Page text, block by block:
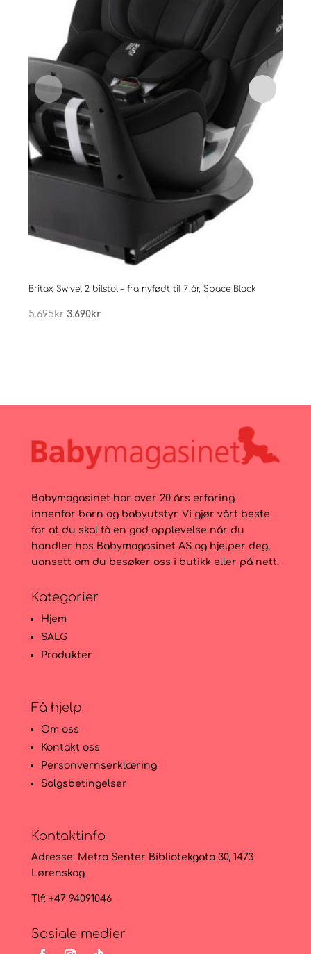
Britax Swivel 2 bilstol – fra nyfødt til 7 år, Space Black
5.695kr Opprinnelig
3.690krNåværende
Babymagasinet har over 20 års erfaring
innenfor barn og babyutstyr. Vi gjør vårt beste
for at du skal få en god opplevelse når du
handler hos Babymagasinet AS og hjelper deg,
uansett om du besøker oss i butikk eller på nett.
Kategorier
Hjem
SALG
Produkter
Få hjelp
Om oss
Kontakt oss
Personvernserklæring
Salgsbetingelser
Kontaktinfo
Adresse: Metro Senter Bibliotekgata 30, 1473
Lørenskog
Tlf: +47 94091046
Sosiale medier